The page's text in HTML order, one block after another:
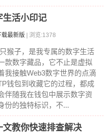
生活小印记
最新版 | 浏览:1378
猴子，是我专属的数字生活
款数字藏品，它不止是虚拟
我接触Web3数字世界的点滴
钱包到收藏它的过程，都成
伴随我在钱包中展示数字资
份的独特标识，不...
教你快速排查解决